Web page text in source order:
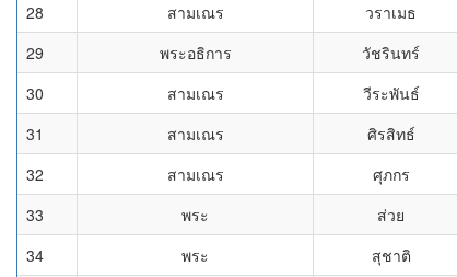
28
สามเณร วราเมธ
29
พระอธิการ วัชรินทร์
30
สามเณร วีระพันธ์
31
สามเณร ศิรสิทธ์
32
สามเณร ศุภกร
33
พระ ส่วย
34
พระ สุชาติ